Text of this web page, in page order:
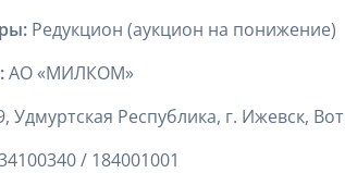
Редукцион (аукцион на понижение)
АО «МИЛКОМ»
Удмуртская Республика, г. Ижевск,
/ 184001001